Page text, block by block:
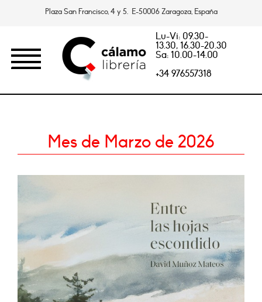
Plaza San Francisco, 4 y 5. E-50006 Zaragoza, España
Lu-Vi: 09.30-
13.30, 16.30-20.30
Sa: 10.00-14.00
+34 976557318
Mes de Marzo de 2026